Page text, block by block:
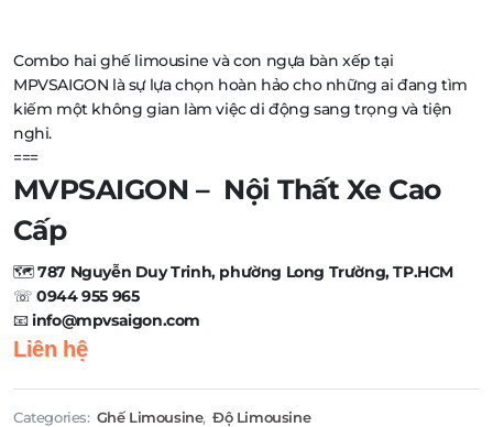
Combo hai ghế limousine và con ngựa bàn xếp tại
MPVSAIGON là sự lựa chọn hoàn hảo cho những ai đang tìm
kiếm một không gian làm việc di động sang trọng và tiện
nghi.
===
MVPSAIGON – Nội Thất Xe Cao
Cấp
🗺️787 Nguyễn Duy Trinh, phường Long Trường, TP.HCM
☏0944 955 965
📧info@mpvsaigon.com
Liên hệ
Categories: Ghế Limousine, Độ Limousine